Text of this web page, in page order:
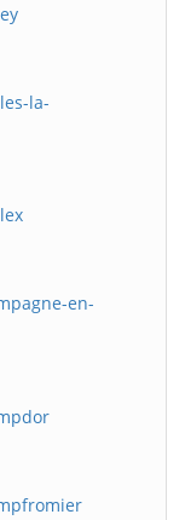
la-
en-